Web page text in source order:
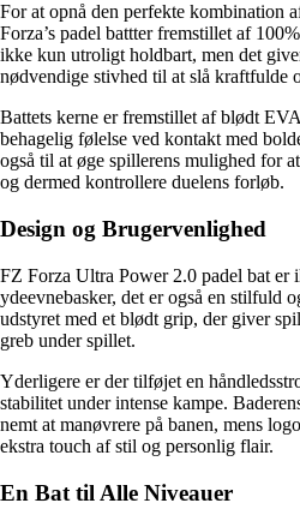
For at opnå den perfekte kombination
Forza’s padel battter fremstillet af
ikke kun utroligt holdbart, men det
nødvendige stivhed til at slå kraftfulde
Battets kerne er fremstillet af blødt
behagelig følelse ved kontakt med
også til at øge spillerens mulighed for
og dermed kontrollere duelens forløb.
Design og Brugervenlighed
FZ Forza Ultra Power 2.0 padel bat er
ydeevnebasker, det er også en stilfuld
udstyret med et blødt grip, der giver
greb under spillet.
Yderligere er der tilføjet en
stabilitet under intense kampe.
nemt at manøvrere på banen, mens
ekstra touch af stil og personlig flair.
En Bat til Alle Niveauer